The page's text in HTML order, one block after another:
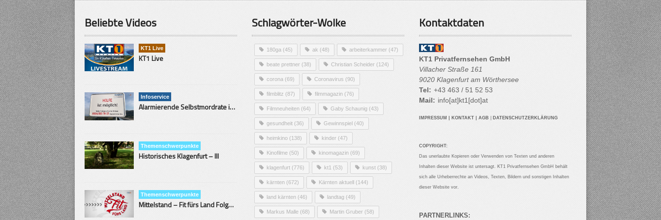
Beliebte Videos
KT1 Live
KT1 Live
Infoservice
Alarmierende Selbstmordrate in Kärnten
Themenschwerpunkte
Historisches Klagenfurt – III
Themenschwerpunkte
Mittelstand – Fit fürs Land Folge 9- Konditor
Schlagwörter-Wolke
180ga (45) ak (48) arbeiterkammer (47)
beate prettner (38) Christian Scheider (124)
corona (69) Coronavirus (90)
filmblitz (87) filmmagazin (76)
Filmneuheiten (64) Gaby Schaunig (43)
gesundheit (36) Gewinnspiel (40)
heimkino (138) kinder (47)
Kinofilme (50) kinomagazin (69)
klagenfurt (776) kt1 (53) kunst (38)
kärnten (672) Kärnten aktuell (144)
land kärnten (46) landtag (49)
Markus Malle (68) Martin Gruber (58)
Kontaktdaten
KT1 Privatfernsehen GmbH
Villacher Straße 161
9020 Klagenfurt am Wörthersee
Tel: +43 463 / 51 52 53
Mail: info[at]kt1[dot]at
IMPRESSUM KONTAKT AGB DATENSCHUTZERKLÄRUNG
COPYRIGHT:
Das unerlaubte Kopieren oder Verwenden von Texten und anderen
Inhalten dieser Website ist untersagt. KT1 Privatfernsehen GmbH behält
sich alle Urheberrechte an Videos, Texten, Bildern und sonstigen Inhalten
dieser Website vor.
PARTNERLINKS: